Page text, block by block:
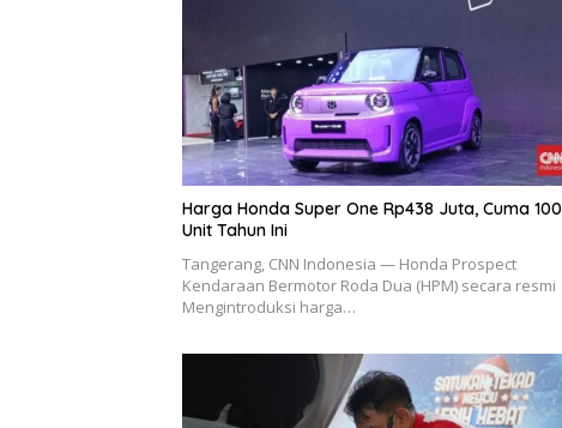
Harga Honda Super One Rp438 Juta, Cuma 100
Unit Tahun Ini
Tangerang, CNN Indonesia — Honda Prospect
Kendaraan Bermotor Roda Dua (HPM) secara resmi
Mengintroduksi harga…